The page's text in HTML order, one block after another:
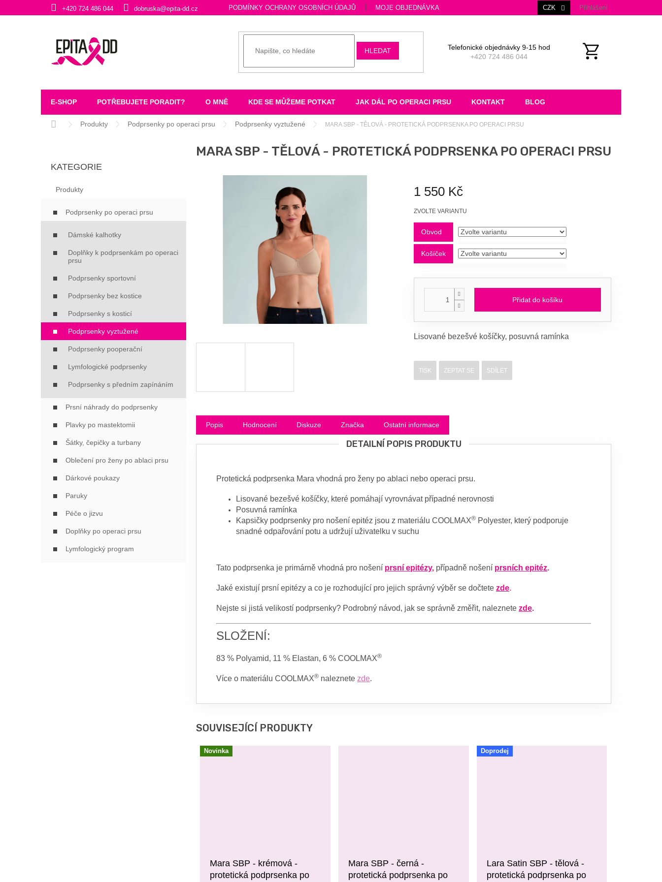
+420 724 486 044 dobruska@epita-dd.cz PODMÍNKY OCHRANY OSOBNÍCH ÚDAJŮ MOJE OBJEDNÁVKA CZK Přihlášení
HLEDAT
Telefonické objednávky 9-15 hod
+420 724 486 044
E-SHOP POTŘEBUJETE PORADIT? O MNĚ KDE SE MŮŽEME POTKAT JAK DÁL PO OPERACI PRSU KONTAKT BLOG
Domů Produkty Podprsenky po operaci prsu Podprsenky vyztužené MARA SBP - TĚLOVÁ - PROTETICKÁ PODPRSENKA PO OPERACI PRSU
kategorie
KATEGORIE
Produkty
Podprsenky po operaci prsu
Dámské kalhotky
Doplňky k podprsenkám po operaci
prsu
Podprsenky sportovní
Podprsenky bez kostice
Podprsenky s kosticí
Podprsenky vyztužené
Podprsenky pooperační
Lymfologické podprsenky
Podprsenky s předním zapínáním
Prsní náhrady do podprsenky
Plavky po mastektomii
Šátky, čepičky a turbany
Oblečení pro ženy po ablaci prsu
Dárkové poukazy
Paruky
Péče o jizvu
Doplňky po operaci prsu
Lymfologický program
MARA SBP - TĚLOVÁ - PROTETICKÁ PODPRSENKA PO OPERACI PRSU
1 550 Kč
Měrná
ZVOLTE VARIANTU
Obvod
Košíček
Přidat do košíku
Lisované bezešvé košíčky, posuvná ramínka
TISK ZEPTAT SE SDÍLET
Popis Hodnocení Diskuze Značka Ostatní informace
DETAILNÍ POPIS PRODUKTU
Protetická podprsenka Mara vhodná pro ženy po ablaci nebo operaci prsu.
Lisované bezešvé košíčky, které pomáhají vyrovnávat případné nerovnosti
Posuvná ramínka
Kapsičky podprsenky pro nošení epitéz jsou z materiálu COOLMAX® Polyester, který podporuje
snadné odpařování potu a udržují uživatelku v suchu
Tato podprsenka je primárně vhodná pro nošení prsní epitézy, případně nošení prsních epitéz.
Jaké existují prsní epitézy a co je rozhodující pro jejich správný výběr se dočtete zde.
Nejste si jistá velikostí podprsenky? Podrobný návod, jak se správně změřit, naleznete zde.
SLOŽENÍ:
83 % Polyamid, 11 % Elastan, 6 % COOLMAX®
Více o materiálu COOLMAX® naleznete zde.
SOUVISEJÍCÍ PRODUKTY
Novinka
Mara SBP - krémová -
protetická podprsenka po
Mara SBP - černá -
protetická podprsenka po
Doprodej
Lara Satin SBP - tělová -
protetická podprsenka po